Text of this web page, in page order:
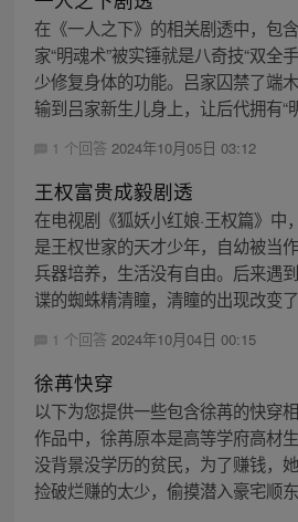
在《一人之下》的相关剧透中，包
家“明魂术”被实锤就是八奇技“双全
少修复身体的功能。吕家囚禁了端
输到吕家新生儿身上，让后代拥有“
1 个回答 2024年10月05日 03:12
王权富贵成毅剧透
在电视剧《狐妖小红娘·王权篇》中
是王权世家的天才少年，自幼被当
兵器培养，生活没有自由。后来遇
谍的蜘蛛精清瞳，清瞳的出现改变
1 个回答 2024年10月04日 00:15
徐苒快穿
以下为您提供一些包含徐苒的快穿
作品中，徐苒原本是高等学府高材
没背景没学历的贫民，为了赚钱，
捡破烂赚的太少，偷摸潜入豪宅顺